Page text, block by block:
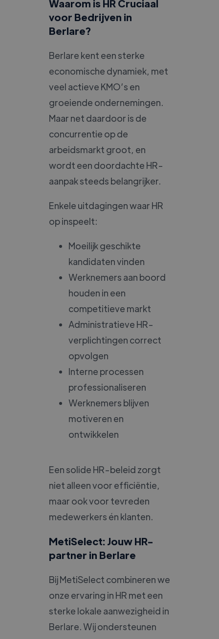
Waarom is HR Cruciaal
voor Bedrijven in
Berlare?
Berlare kent een sterke
economische dynamiek, met
veel actieve KMO’s en
groeiende ondernemingen.
Maar net daardoor is de
concurrentie op de
arbeidsmarkt groot, en
wordt een doordachte HR-
aanpak steeds belangrijker.
Enkele uitdagingen waar HR
op inspeelt:
Moeilijk geschikte
kandidaten vinden
Werknemers aan boord
houden in een
competitieve markt
Administratieve HR-
verplichtingen correct
opvolgen
Interne processen
professionaliseren
Werknemers blijven
motiveren en
ontwikkelen
Een solide HR-beleid zorgt
niet alleen voor efficiëntie,
maar ook voor tevreden
medewerkers én klanten.
MetiSelect: Jouw HR-
partner in Berlare
Bij MetiSelect combineren we
onze ervaring in HR met een
sterke lokale aanwezigheid in
Berlare. Wij ondersteunen